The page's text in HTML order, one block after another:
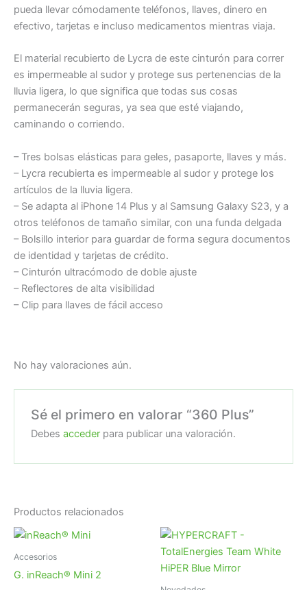
pueda llevar cómodamente teléfonos, llaves, dinero en
efectivo, tarjetas e incluso medicamentos mientras viaja.
El material recubierto de Lycra de este cinturón para correr
es impermeable al sudor y protege sus pertenencias de la
lluvia ligera, lo que significa que todas sus cosas
permanecerán seguras, ya sea que esté viajando,
caminando o corriendo.
– Tres bolsas elásticas para geles, pasaporte, llaves y más.
– Lycra recubierta es impermeable al sudor y protege los
artículos de la lluvia ligera.
– Se adapta al iPhone 14 Plus y al Samsung Galaxy S23, y a
otros teléfonos de tamaño similar, con una funda delgada
– Bolsillo interior para guardar de forma segura documentos
de identidad y tarjetas de crédito.
– Cinturón ultracómodo de doble ajuste
– Reflectores de alta visibilidad
– Clip para llaves de fácil acceso
No hay valoraciones aún.
Sé el primero en valorar “360 Plus”
Debesacceder para publicar una valoración.
Productos relacionados
Accesorios
G. inReach® Mini 2